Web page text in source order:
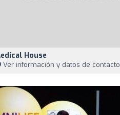
House
Ver información y datos de contacto